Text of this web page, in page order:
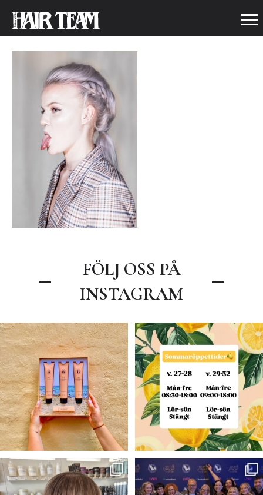
WEBB__MS87147-REDIGERA
FÖLJ OSS PÅ
INSTAGRAM
.
☀️🧡Sommar tävling🧡☀️
Nu har du...
60 48
Våra öppettider under sommaren
🍋🌼
v. 27-28...
7 0
Blond —>Brunett 💫✨✨
Färg- Claudia
...
VINNARE I ÅRETS
ARBETSGIVARE 2026!⭐️🥂
Igår...